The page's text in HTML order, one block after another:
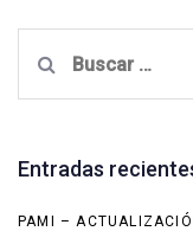
Entradas
PAMI –